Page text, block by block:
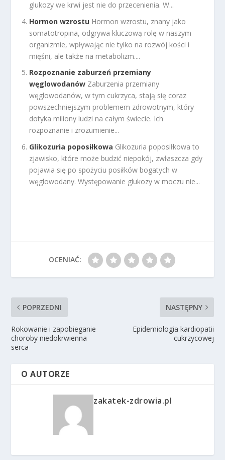
glukozy we krwi jest nie do przecenienia. W...
Hormon wzrostu Hormon wzrostu, znany jako
somatotropina, odgrywa kluczową rolę w naszym
organizmie, wpływając nie tylko na rozwój kości i
mięśni, ale także na metabolizm....
Rozpoznanie zaburzeń przemiany
węglowodanów Zaburzenia przemiany
węglowodanów, w tym cukrzyca, stają się coraz
powszechniejszym problemem zdrowotnym, który
dotyka miliony ludzi na całym świecie. Ich
rozpoznanie i zrozumienie...
Glikozuria poposiłkowa Glikozuria poposiłkowa to
zjawisko, które może budzić niepokój, zwłaszcza gdy
pojawia się po spożyciu posiłków bogatych w
węglowodany. Występowanie glukozy w moczu nie...
OCENIAĆ:
POPRZEDNI
Rokowanie i zapobieganie
choroby niedokrwienna
serca
NASTĘPNY
Epidemiologia kardiopatii
cukrzycowej
O AUTORZE
zakatek-zdrowia.pl